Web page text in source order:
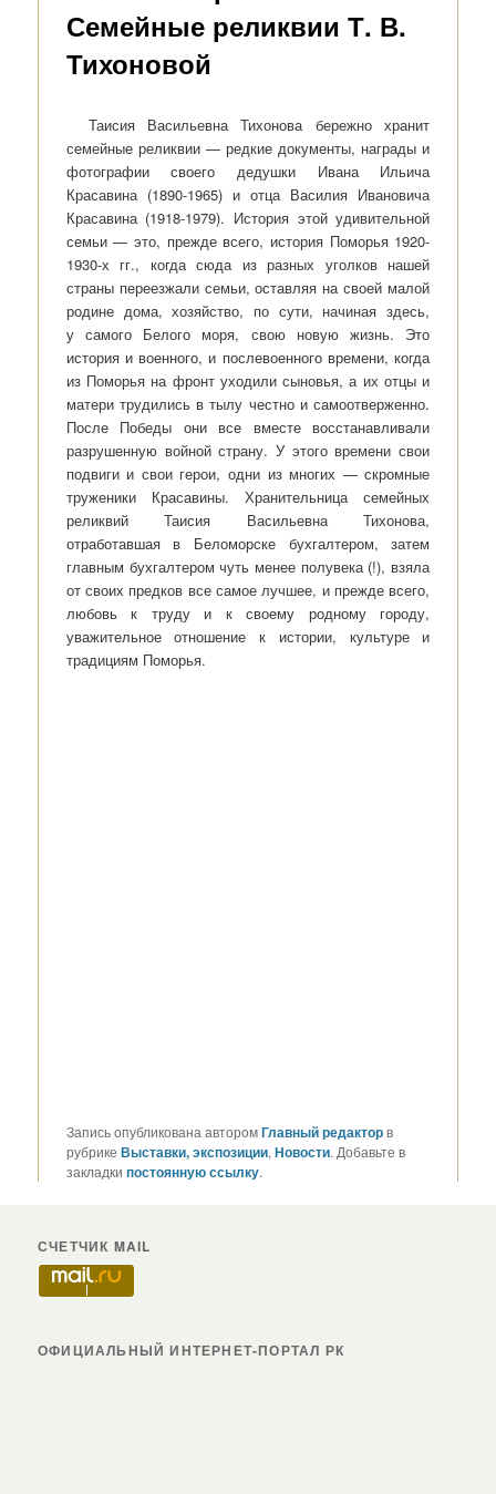
Семейные реликвии Т. В.
Тихоновой
Таисия Васильевна Тихонова бережно хранит
семейные реликвии — редкие документы, награды и
фотографии своего дедушки Ивана Ильича
Красавина (1890-1965) и отца Василия Ивановича
Красавина (1918-1979). История этой удивительной
семьи — это, прежде всего, история Поморья 1920-
1930-х гг., когда сюда из разных уголков нашей
страны переезжали семьи, оставляя на своей малой
родине дома, хозяйство, по сути, начиная здесь,
у самого Белого моря, свою новую жизнь. Это
история и военного, и послевоенного времени, когда
из Поморья на фронт уходили сыновья, а их отцы и
матери трудились в тылу честно и самоотверженно.
После Победы они все вместе восстанавливали
разрушенную войной страну. У этого времени свои
подвиги и свои герои, одни из многих — скромные
труженики Красавины. Хранительница семейных
реликвий Таисия Васильевна Тихонова,
отработавшая в Беломорске бухгалтером, затем
главным бухгалтером чуть менее полувека (!), взяла
от своих предков все самое лучшее, и прежде всего,
любовь к труду и к своему родному городу,
уважительное отношение к истории, культуре и
традициям Поморья.
Запись опубликована авторомГлавный редакторв
рубрике Выставки, экспозиции, Новости. Добавьте в
закладки постоянную ссылку.
СЧЕТЧИК MAIL
ОФИЦИАЛЬНЫЙ ИНТЕРНЕТ-ПОРТАЛ РК